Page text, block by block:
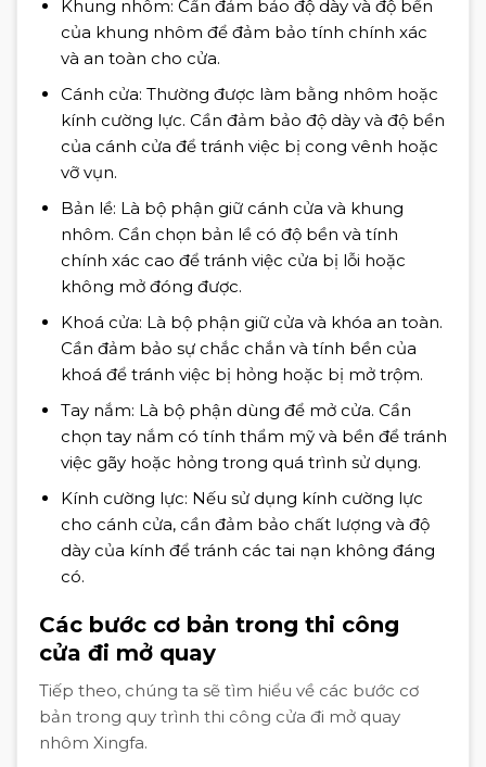
Khung nhôm: Cần đảm bảo độ dày và độ bền
của khung nhôm để đảm bảo tính chính xác
và an toàn cho cửa.
Cánh cửa: Thường được làm bằng nhôm hoặc
kính cường lực. Cần đảm bảo độ dày và độ bền
của cánh cửa để tránh việc bị cong vênh hoặc
vỡ vụn.
Bản lề: Là bộ phận giữ cánh cửa và khung
nhôm. Cần chọn bản lề có độ bền và tính
chính xác cao để tránh việc cửa bị lỗi hoặc
không mở đóng được.
Khoá cửa: Là bộ phận giữ cửa và khóa an toàn.
Cần đảm bảo sự chắc chắn và tính bền của
khoá để tránh việc bị hỏng hoặc bị mở trộm.
Tay nắm: Là bộ phận dùng để mở cửa. Cần
chọn tay nắm có tính thẩm mỹ và bền để tránh
việc gãy hoặc hỏng trong quá trình sử dụng.
Kính cường lực: Nếu sử dụng kính cường lực
cho cánh cửa, cần đảm bảo chất lượng và độ
dày của kính để tránh các tai nạn không đáng
có.
Các bước cơ bản trong thi công
cửa đi mở quay
Tiếp theo, chúng ta sẽ tìm hiểu về các bước cơ
bản trong quy trình thi công cửa đi mở quay
nhôm Xingfa.